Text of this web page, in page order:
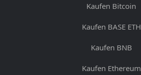
Kaufen Bitcoin
Kaufen BASE ETH
Kaufen BNB
Kaufen Ethereum